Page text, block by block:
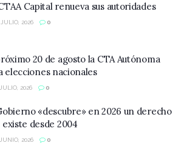
Capital renueva sus autoridades
2026 0
20 de agosto la CTA Autónoma
elecciones nacionales
2026 0
«descubre» en 2026 un derecho
existe desde 2004
2026 0